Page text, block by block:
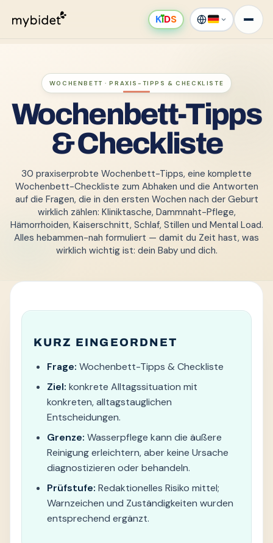
KıDS
WOCHENBETT · PRAXIS-TIPPS & CHECKLISTE
Wochenbett-Tipps
& Checkliste
30 praxiserprobte Wochenbett-Tipps, eine komplette
Wochenbett-Checkliste zum Abhaken und die Antworten
auf die Fragen, die in den ersten Wochen nach der Geburt
wirklich zählen: Kliniktasche, Dammnaht-Pflege,
Hämorrhoiden, Kaiserschnitt, Schlaf, Stillen und Mental Load.
Alles hebammen-nah formuliert — damit du Zeit hast, was
wirklich wichtig ist: dein Baby und dich.
KURZ EINGEORDNET
Frage: Wochenbett-Tipps & Checkliste
Ziel: konkrete Alltagssituation mit
konkreten, alltagstauglichen
Entscheidungen.
Grenze: Wasserpflege kann die äußere
Reinigung erleichtern, aber keine Ursache
diagnostizieren oder behandeln.
Prüfstufe: Redaktionelles Risiko mittel;
Warnzeichen und Zuständigkeiten wurden
entsprechend ergänzt.